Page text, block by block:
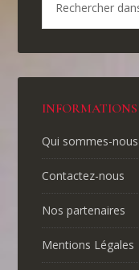
Qui sommes-
Contactez-nous
Nos partenaires
Mentions Légales